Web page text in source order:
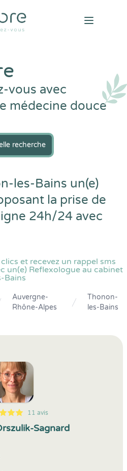
Open
vous avec
médecine douce
recherche
les-Bains un(e)
la prise de
24h/24 avec
et recevez un rappel sms
un(e) Reflexologue au cabinet
Bains
Auvergne-
Rhône-Alpes
Thonon-
les-Bains
11 avis
Sagnard